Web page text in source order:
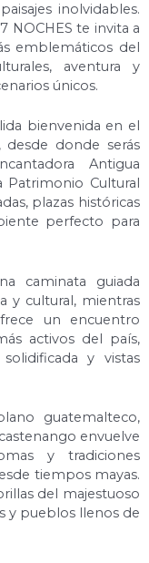
inolvidables.
NOCHES te invita a
emblemáticos del
aventura y
únicos.
bienvenida en el
desde donde serás
Antigua
Patrimonio Cultural
plazas históricas
perfecto para
caminata guiada
y cultural, mientras
un encuentro
activos del país,
y vistas
guatemalteco,
envuelve
y tradiciones
tiempos mayas.
del majestuoso
y pueblos llenos de